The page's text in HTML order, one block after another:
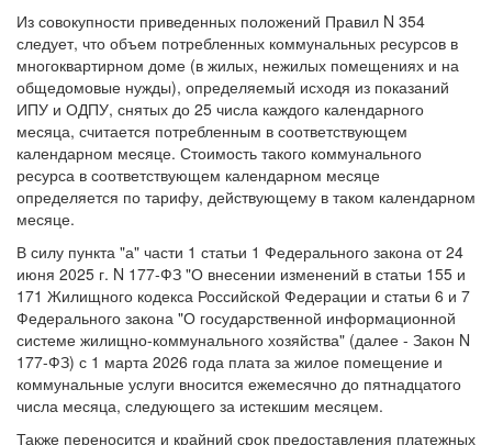
Из совокупности приведенных положений Правил N 354
следует, что объем потребленных коммунальных ресурсов в
многоквартирном доме (в жилых, нежилых помещениях и на
общедомовые нужды), определяемый исходя из показаний
ИПУ и ОДПУ, снятых до 25 числа каждого календарного
месяца, считается потребленным в соответствующем
календарном месяце. Стоимость такого коммунального
ресурса в соответствующем календарном месяце
определяется по тарифу, действующему в таком календарном
месяце.
В силу пункта "а" части 1 статьи 1 Федерального закона от 24
июня 2025 г. N 177-ФЗ "О внесении изменений в статьи 155 и
171 Жилищного кодекса Российской Федерации и статьи 6 и 7
Федерального закона "О государственной информационной
системе жилищно-коммунального хозяйства" (далее - Закон N
177-ФЗ) с 1 марта 2026 года плата за жилое помещение и
коммунальные услуги вносится ежемесячно до пятнадцатого
числа месяца, следующего за истекшим месяцем.
Также переносится и крайний срок предоставления платежных